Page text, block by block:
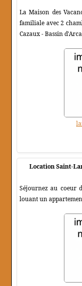
La Maison des
familiale avec 2
Cazaux - Bassin
Location Saint-
Séjournez au coeur
louant un